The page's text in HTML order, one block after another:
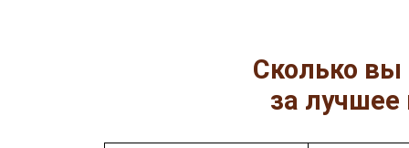
Сколько вы
за лучшее